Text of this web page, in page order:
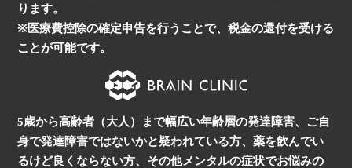
ります。
※医療費控除の確定申告を行うことで、税金の還付を受ける
ことが可能です。
5歳から高齢者（大人）まで幅広い年齢層の発達障害、ご自
身で発達障害ではないかと疑われている方、薬を飲んでい
るけど良くならない方、その他メンタルの症状でお悩みの